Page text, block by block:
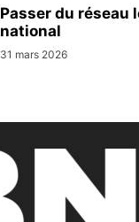
Passer du réseau
national
31 mars 2026